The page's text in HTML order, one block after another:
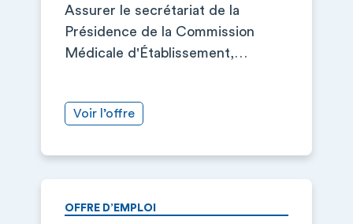
Assurer le secrétariat de la
Présidence de la Commission
Médicale d'Établissement,…
Voir l’offre
OFFRE D’EMPLOI